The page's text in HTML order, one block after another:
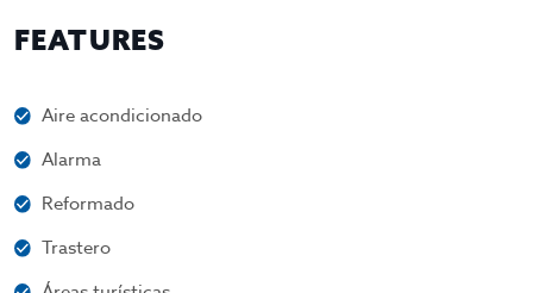
FEATURES
Aire acondicionado
Alarma
Reformado
Trastero